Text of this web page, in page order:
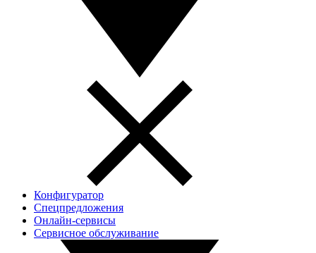
Конфигуратор
Спецпредложения
Онлайн-сервисы
Сервисное обслуживание